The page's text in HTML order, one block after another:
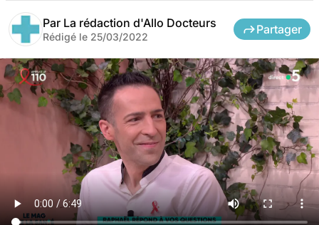
Par La rédaction d'Allo Docteurs
Rédigé le 25/03/2022
Partager